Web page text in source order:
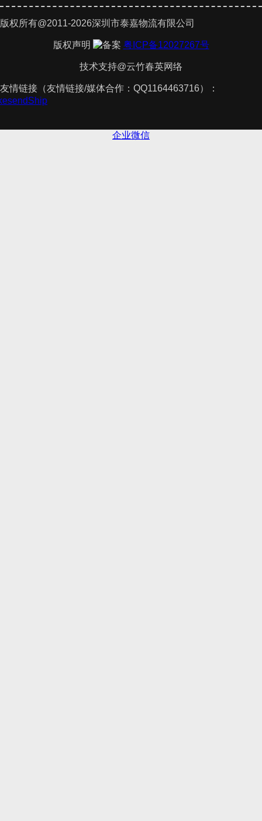
版权所有@2011-2026深圳市泰嘉物流有限公司
版权声明 粤ICP备12027267号
技术支持@云竹春英网络
友情链接（友情链接/媒体合作：QQ1164463716）：
企业微信